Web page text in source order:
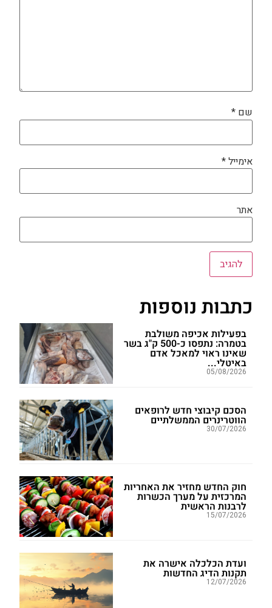
שם *
אימייל*
אתר
כתבות נוספות
בפעילות אכיפה משולבת
בטמרה: נתפסו כ-500 ק"ג בשר
שאינו ראוי למאכל אדם
באיטלי...
05/08/2026
הסכם קיבוצי חדש לרופאים
הווטרינרים הממשלתיים
30/07/2026
חוק החדש מחזיר את האחריות
המרכזית על מערך הכשרות
לרבנות הראשית
15/07/2026
ועדת הכלכלה אישרה את
תקנות הדיג החדשות
12/07/2026